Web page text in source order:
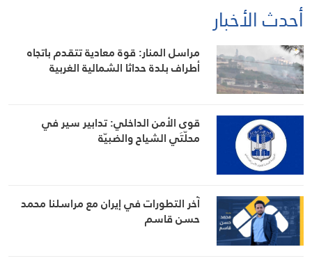
أحدث الأخبار
مراسل المنار: قوة معادية تتقدم باتجاه
أطراف بلدة حداثا الشمالية الغربية
قوى الأمن الداخلي: تدابير سير في
محلّتَي الشياح والضبيّة
آخر التطورات في إيران مع مراسلنا محمد
حسن قاسم